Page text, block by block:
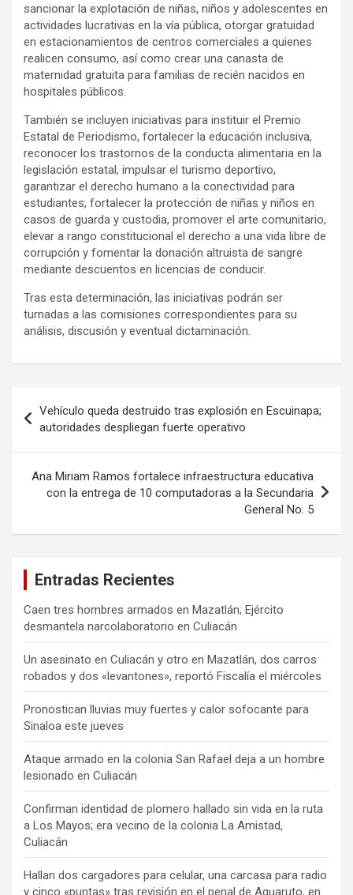
sancionar la explotación de niñas, niños y adolescentes en
actividades lucrativas en la vía pública, otorgar gratuidad
en estacionamientos de centros comerciales a quienes
realicen consumo, así como crear una canasta de
maternidad gratuita para familias de recién nacidos en
hospitales públicos.
También se incluyen iniciativas para instituir el Premio
Estatal de Periodismo, fortalecer la educación inclusiva,
reconocer los trastornos de la conducta alimentaria en la
legislación estatal, impulsar el turismo deportivo,
garantizar el derecho humano a la conectividad para
estudiantes, fortalecer la protección de niñas y niños en
casos de guarda y custodia, promover el arte comunitario,
elevar a rango constitucional el derecho a una vida libre de
corrupción y fomentar la donación altruista de sangre
mediante descuentos en licencias de conducir.
Tras esta determinación, las iniciativas podrán ser
turnadas a las comisiones correspondientes para su
análisis, discusión y eventual dictaminación.
de
entradas
Vehículo queda destruido tras explosión en Escuinapa;
autoridades despliegan fuerte operativo
Ana Miriam Ramos fortalece infraestructura educativa
con la entrega de 10 computadoras a la Secundaria
General No. 5
Entradas Recientes
Caen tres hombres armados en Mazatlán; Ejército
desmantela narcolaboratorio en Culiacán
Un asesinato en Culiacán y otro en Mazatlán, dos carros
robados y dos «levantones», reportó Fiscalía el miércoles
Pronostican lluvias muy fuertes y calor sofocante para
Sinaloa este jueves
Ataque armado en la colonia San Rafael deja a un hombre
lesionado en Culiacán
Confirman identidad de plomero hallado sin vida en la ruta
a Los Mayos; era vecino de la colonia La Amistad,
Culiacán
Hallan dos cargadores para celular, una carcasa para radio
y cinco «puntas» tras revisión en el penal de Aguaruto, en